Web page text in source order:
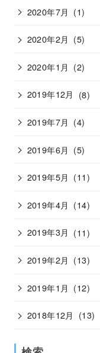
2020年7月 (1)
2020年2月 (5)
2020年1月 (2)
2019年12月 (8)
2019年7月 (4)
2019年6月 (5)
2019年5月 (11)
2019年4月 (14)
2019年3月 (11)
2019年2月 (13)
2019年1月 (12)
2018年12月 (13)